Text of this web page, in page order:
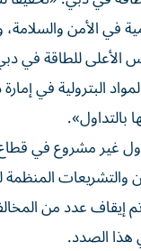
في الأمن
للطاقة في
في إمارة
بالتداول».
مشروع في قطاع
والتشريعات المنظمة
عدد من
هذا الصدد.